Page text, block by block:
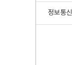
정보통